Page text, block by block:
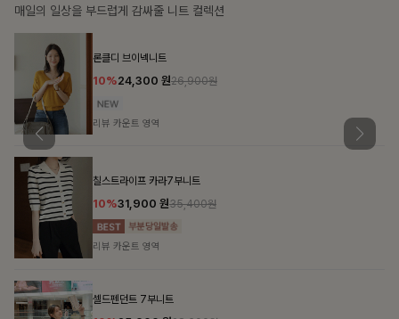
매일의 일상을 부드럽게 감싸줄 니트 컬렉션
론클디 브이넥니트
10%24,300 원26,900원
리뷰 카운트 영역
칠스트라이프 카라7부니트
10%31,900 원35,400원
리뷰 카운트 영역
셀드펜던트 7부니트